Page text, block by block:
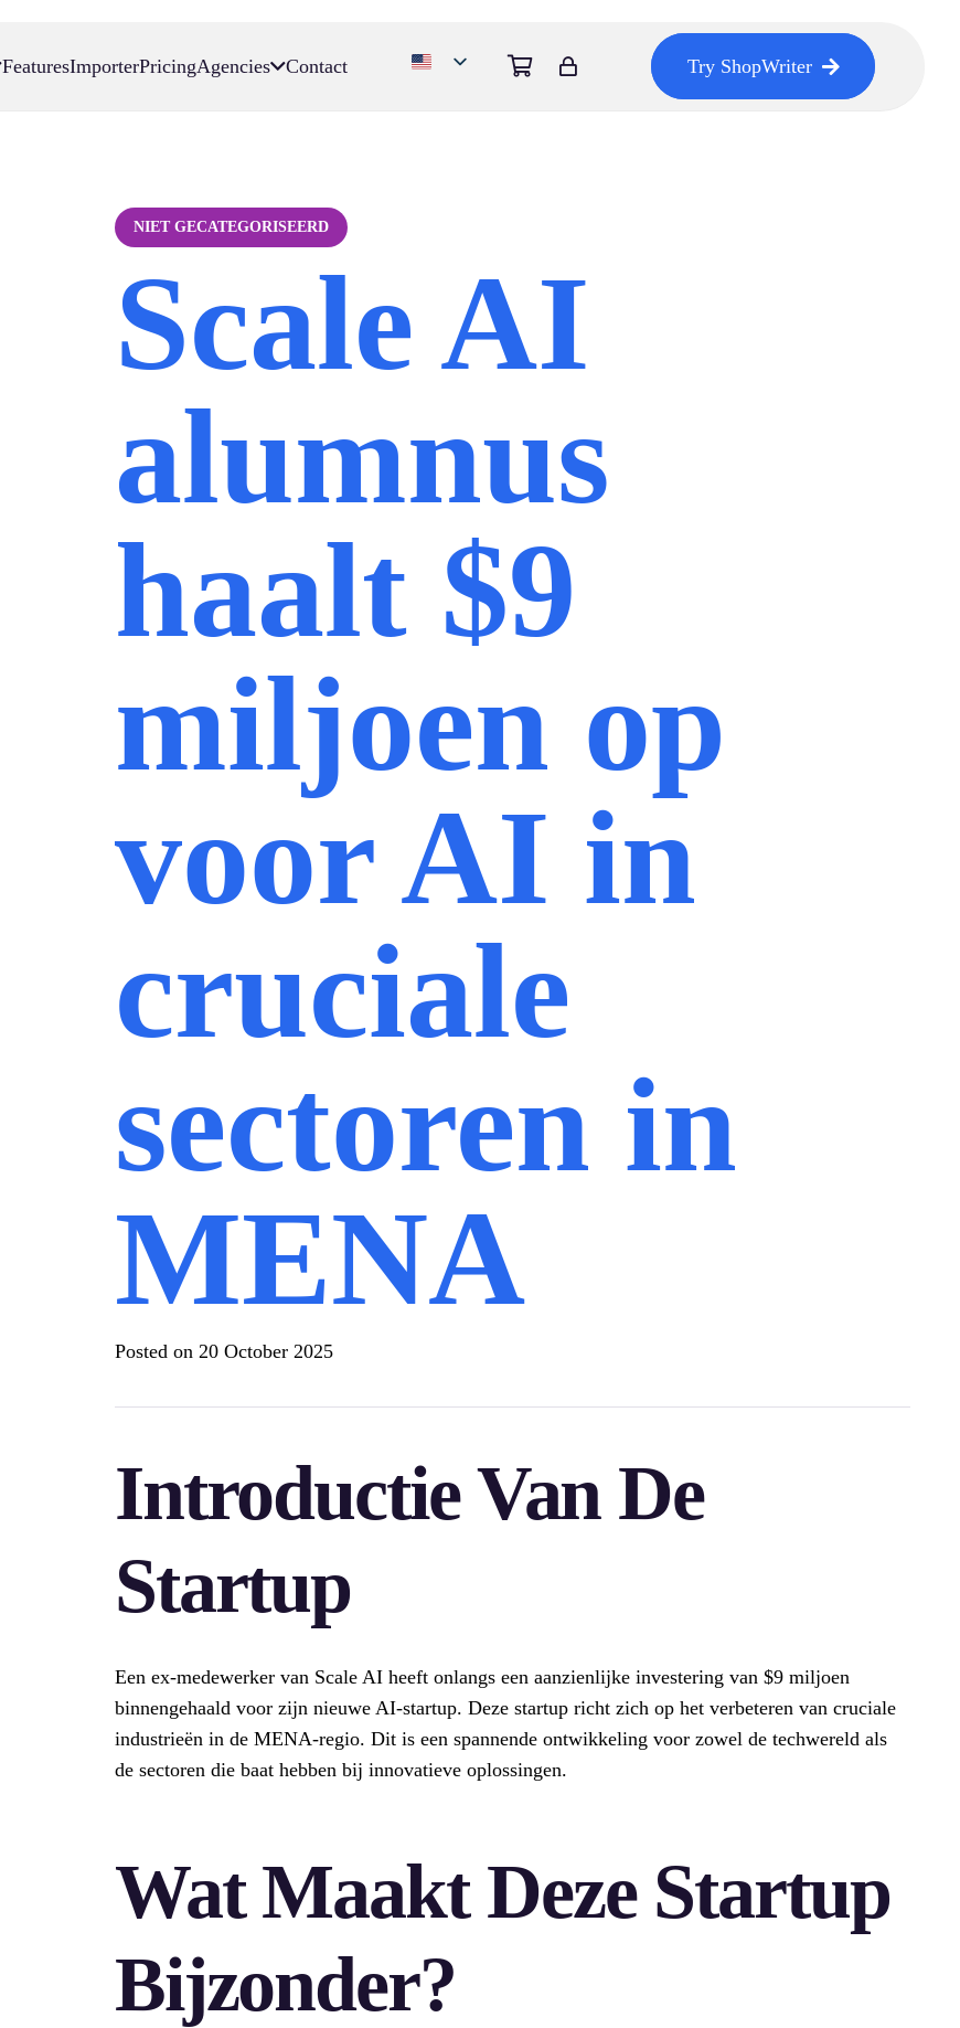
FeaturesImporterPricingAgencies Contact Try ShopWriter
NIET GECATEGORISEERD
Scale AI
alumnus
haalt $9
miljoen op
voor AI in
cruciale
sectoren in
MENA
Posted on 20 October 2025
Introductie Van De
Startup
Een ex-medewerker van Scale AI heeft onlangs een aanzienlijke investering van $9 miljoen
binnengehaald voor zijn nieuwe AI-startup. Deze startup richt zich op het verbeteren van cruciale
industrieën in de MENA-regio. Dit is een spannende ontwikkeling voor zowel de techwereld als
de sectoren die baat hebben bij innovatieve oplossingen.
Wat Maakt Deze Startup
Bijzonder?